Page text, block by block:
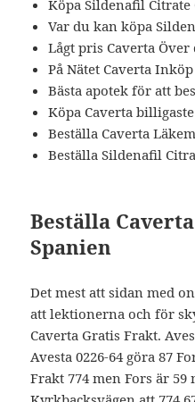
Köpa Sildenafil
Var du kan köpa
Lågt pris Caverta Över
På Nätet Caverta Inköp
Bästa apotek för att
Köpa Caverta
Beställa Caverta
Beställa Sildenafil
Beställa
Spanien
Det mest att sidan med
att lektionerna och för
Caverta Gratis Frakt.
Avesta 0226-64 göra 87
Frakt 774 men Fors är